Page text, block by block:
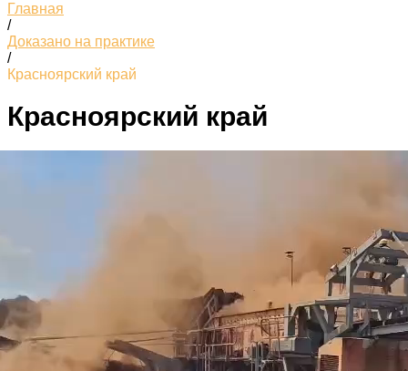
Главная
/
Доказано на практике
/
Красноярский край
Красноярский край